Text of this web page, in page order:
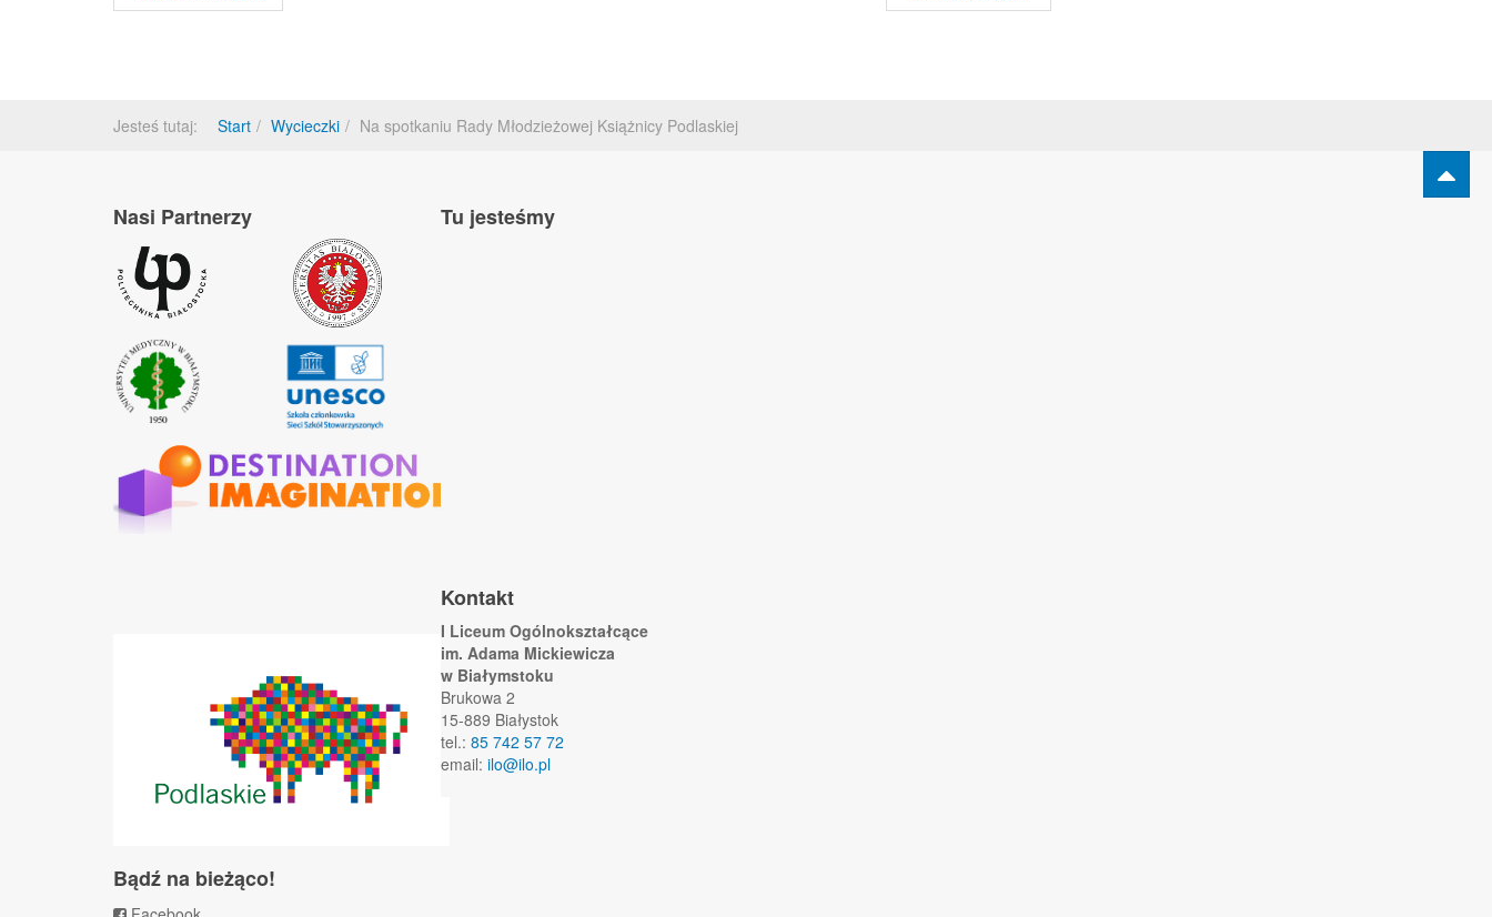
Jesteś tutaj: Start Wycieczki Na spotkaniu Rady Młodzieżowej Książnicy Podlaskiej
Nasi Partnerzy
Bądź na bieżąco!
Tu jesteśmy
Kontakt
I Liceum Ogólnokształcące
im. Adama Mickiewicza
w Białymstoku
Brukowa 2
15-889 Białystok
tel.: 85 742 57 72
email: ilo@ilo.pl